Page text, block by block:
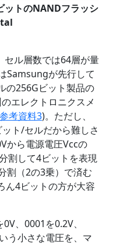
トのNANDフラッシ
セル層数では64層が量
Samsungが先行して
の256Gビット製品の
エレクトロニクスメ
参考資料3)。ただし、
ト/セルだから難しさ
から電源電圧Vccの
割して4ビットを表現
割（2の3乗）で済む
ん4ビットの方が大容
、0001を0.2V、
う小さな電圧を、マ